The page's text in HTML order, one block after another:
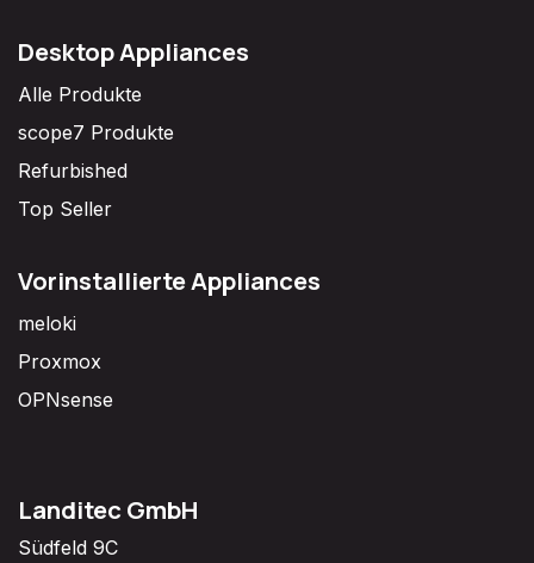
Desktop Appliances
Alle Produkte
scope7 Produkte
Refurbished
Top Seller
Vorinstallierte Appliances
meloki
Proxmox
OPNsense
Landitec GmbH
Südfeld 9C